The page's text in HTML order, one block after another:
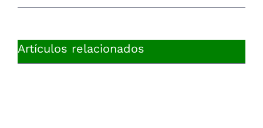
Artículos relacionados